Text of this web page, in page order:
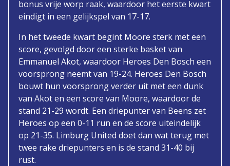
bonus vrije worp raak, waardoor het eerste kwart
eindigt in een gelijkspel van 17-17.
In het tweede kwart begint Moore sterk met een
score, gevolgd door een sterke basket van
Emmanuel Akot, waardoor Heroes Den Bosch een
voorsprong neemt van 19-24. Heroes Den Bosch
bouwt hun voorsprong verder uit met een dunk
van Akot en een score van Moore, waardoor de
stand 21-29 wordt. Een driepunter van Beens zet
Heroes op een 0-11 run en de score uiteindelijk
op 21-35. Limburg United doet dan wat terug met
twee rake driepunters en is de stand 31-40 bij
rust.